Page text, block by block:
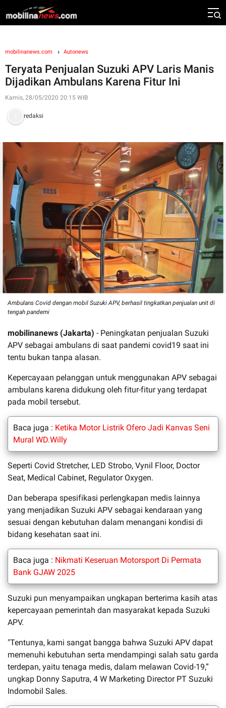
mobilinanews.com Autonews
Teryata Penjualan Suzuki APV Laris Manis
Dijadikan Ambulans Karena Fitur Ini
Kamis, 28/05/2020 20:15 WIB
redaksi
Ambulans Covid dengan mobil Suzuki APV, berhasil tingkatkan penjualan unit di
tengah pandemi
mobilinanews (Jakarta) - Peningkatan penjualan Suzuki
APV sebagai ambulans di saat pandemi covid19 saat ini
tentu bukan tanpa alasan.
Kepercayaan pelanggan untuk menggunakan APV sebagai
ambulans karena didukung oleh fitur-fitur yang terdapat
pada mobil tersebut.
Baca juga : Ketika Motor Listrik Ofero Jadi Kanvas Seni
Mural WD.Willy
Seperti Covid Stretcher, LED Strobo, Vynil Floor, Doctor
Seat, Medical Cabinet, Regulator Oxygen.
Dan beberapa spesifikasi perlengkapan medis lainnya
yang menjadikan Suzuki APV sebagai kendaraan yang
sesuai dengan kebutuhan dalam menangani kondisi di
bidang kesehatan saat ini.
Baca juga : Nikmati Keseruan Motorsport Di Permata
Bank GJAW 2025
Suzuki pun menyampaikan ungkapan berterima kasih atas
kepercayaan pemerintah dan masyarakat kepada Suzuki
APV.
"Tentunya, kami sangat bangga bahwa Suzuki APV dapat
memenuhi kebutuhan serta mendampingi salah satu garda
terdepan, yaitu tenaga medis, dalam melawan Covid-19,”
ungkap Donny Saputra, 4 W Marketing Director PT Suzuki
Indomobil Sales.